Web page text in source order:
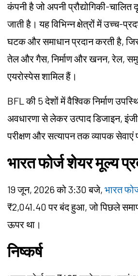
कंपनी है जो अपनी प्रौद्योगिकी-चालित
जाती है। यह विभिन्न क्षेत्रों में उच्च-
घटक और समाधान प्रदान करती है,
तेल और गैस, निर्माण और खनन, रेल,
एयरोस्पेस शामिल हैं।
BFL की 5 देशों में वैश्विक निर्माण
अवधारणा से लेकर उत्पाद डिजाइन,
परीक्षण और सत्यापन तक व्यापक सेवाएं
भारत फोर्ज शेयर मूल्य
19 जून, 2026 को 3:30 बजे, भारत
₹2,041.40 पर बंद हुआ, जो पिछले
ऊपर था।
निष्कर्ष